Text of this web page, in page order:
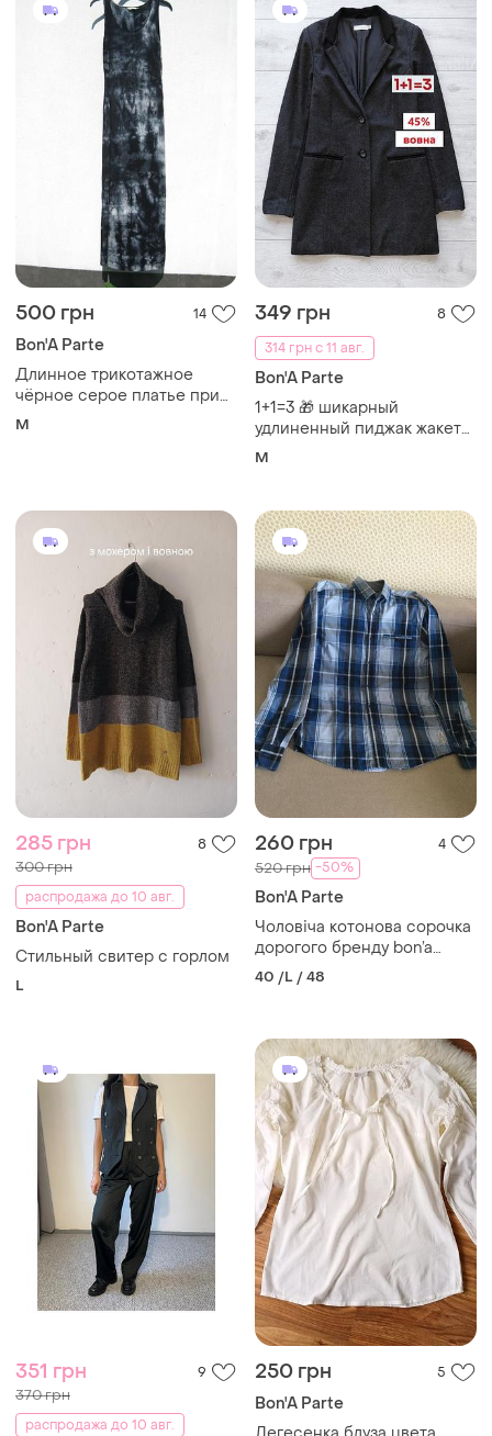
500 грн 14
Bon'A Parte
Длинное трикотажное
чёрное серое платье принт
дымный тай дай bon'a parte
M
349 грн
8
314 грн с 11 авг.
Bon'A Parte
1+1=3 🎁 шикарный
удлиненный пиджак жакет
блейзер 45% шерсть от
M
285 грн 8
300 грн
распродажа до 10 авг.
Bon'A Parte
Стильный свитер с горлом
L
260 грн 4
520 грн -50%
Bon'A Parte
Чоловіча котонова сорочка
дорогого бренду bon’a
parte
40 /L / 48
351 грн 9
370 грн
распродажа до 10 авг.
250 грн 5
Bon'A Parte